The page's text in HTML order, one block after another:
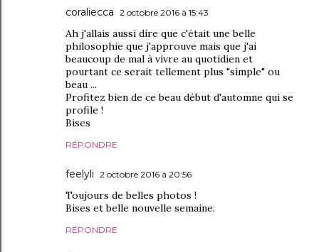
coraliecca 2 octobre 2016 à 15:43
Ah j'allais aussi dire que c'était une belle
philosophie que j'approuve mais que j'ai
beaucoup de mal à vivre au quotidien et
pourtant ce serait tellement plus "simple" ou
beau ...
Profitez bien de ce beau début d'automne qui se
profile !
Bises
RÉPONDRE
feelyli 2 octobre 2016 à 20:56
Toujours de belles photos !
Bises et belle nouvelle semaine.
RÉPONDRE